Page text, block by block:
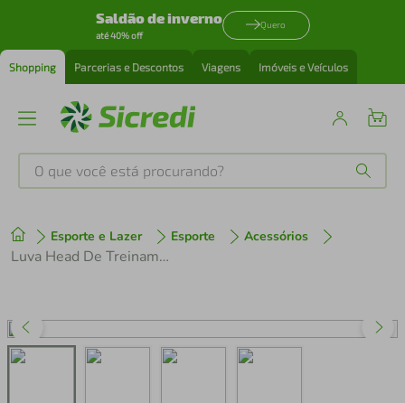
Saldão de inverno
até 40% off
Quero
Shopping Parcerias e Descontos Viagens Imóveis e Veículos
O que você está procurando?
Esporte e Lazer Esporte Acessórios
Luva Head De Treinamento - Azul - GG
1º tenis
perfume